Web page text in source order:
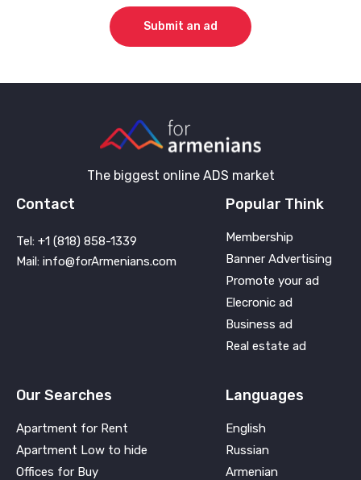
Submit an ad
The biggest online ADS market
Contact
Tel: +1 (818) 858-1339
Mail: info@forArmenians.com
Popular Think
Membership
Banner Advertising
Promote your ad
Elecronic ad
Business ad
Real estate ad
Our Searches
Apartment for Rent
Apartment Low to hide
Offices for Buy
Languages
English
Russian
Armenian